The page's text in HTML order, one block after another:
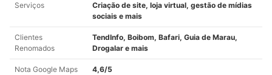
Serviços
Criação de site, loja virtual, gestão de mídias
sociais e mais
Clientes
Renomados
TendInfo, Boibom, Bafari, Guia de Marau,
Drogalar e mais
Nota Google Maps 4,6/5